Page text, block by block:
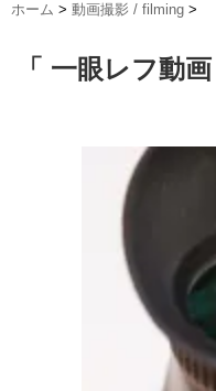
ホーム > 動画撮影 / filming >
「 一眼レフ動